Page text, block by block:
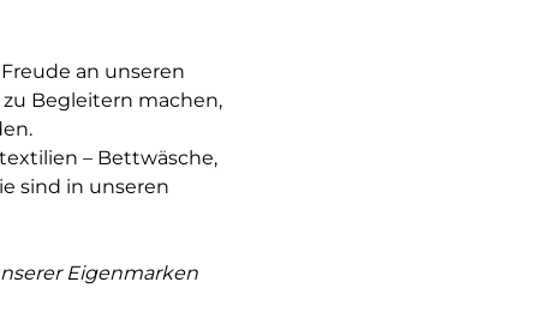
an unseren
Begleitern machen,
– Bettwäsche,
sind in unseren
Eigenmarken